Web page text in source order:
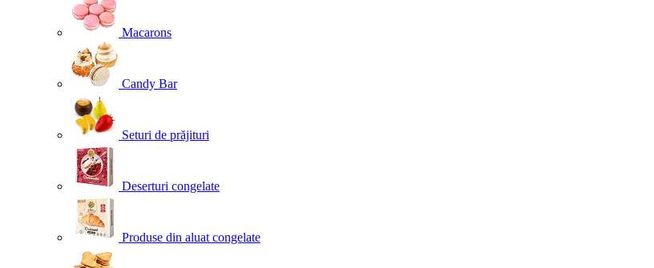
Macarons
Candy Bar
Seturi de prăjituri
Deserturi congelate
Produse din aluat congelate